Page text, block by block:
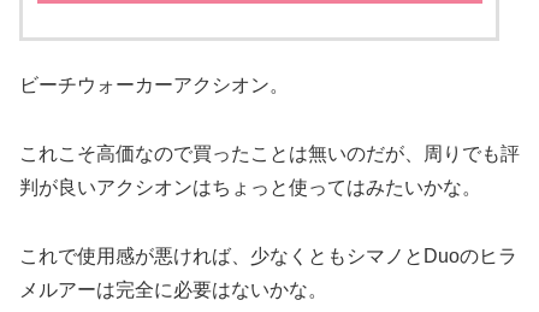
ビーチウォーカーアクシオン。
これこそ高価なので買ったことは無いのだが、周りでも評
判が良いアクシオンはちょっと使ってはみたいかな。
これで使用感が悪ければ、少なくともシマノとDuoのヒラ
メルアーは完全に必要はないかな。